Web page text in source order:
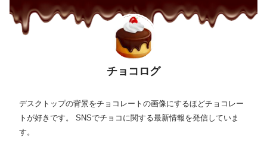
チョコログ
デスクトップの背景をチョコレートの画像にするほどチョコレー
トが好きです。 SNSでチョコに関する最新情報を発信していま
す。